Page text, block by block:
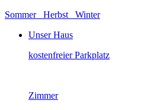
Sommer Herbst Winter
Unser Haus
kostenfreier Parkplatz
Zimmer